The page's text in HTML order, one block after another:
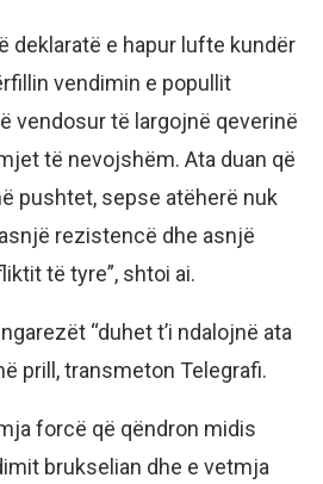
deklaratë e hapur lufte kundër
vendimin e popullit
vendosur të largojnë qeverinë
të nevojshëm. Ata duan që
pushtet, sepse atëherë nuk
rezistencë dhe asnjë
të tyre”, shtoi ai.
“duhet t’i ndalojnë ata
prill, transmeton Telegrafi.
forcë që qëndron midis
brukselian dhe e vetmja